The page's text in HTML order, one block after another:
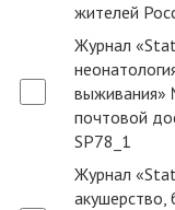
жителей
Журнал
выживания»
почтовой
SP78_1
Журнал
акушерство,